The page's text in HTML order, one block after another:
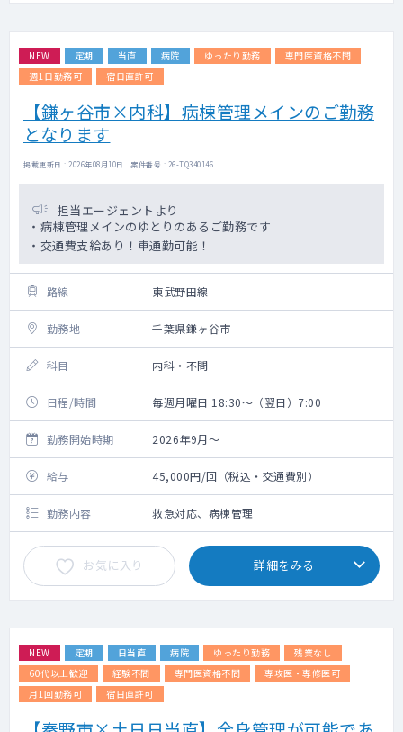
NEW 定期 当直 病院 ゆったり勤務
専門医資格不問
週1日勤務可
宿日直許可
【鎌ヶ谷市×内科】病棟管理メインのご勤務
となります
掲載更新日 : 2026年08月10日 案件番号 : 26-TQ340146
担当エージェントより
・病棟管理メインのゆとりのあるご勤務です
・交通費支給あり！車通勤可能！
路線 東武野田線
勤務地 千葉県鎌ヶ谷市
科目 内科・不問
日程/時間 毎週月曜日 18:30～（翌日）7:00
勤務開始時期 2026年9月～
給与 45,000円/回（税込・交通費別）
勤務内容 救急対応、病棟管理
お気に入り 詳細をみる
NEW 定期 日当直 病院 ゆったり勤務
残業なし
60代以上歓迎
経験不問 専門医資格不問
専攻医・専修医可
月1回勤務可
宿日直許可